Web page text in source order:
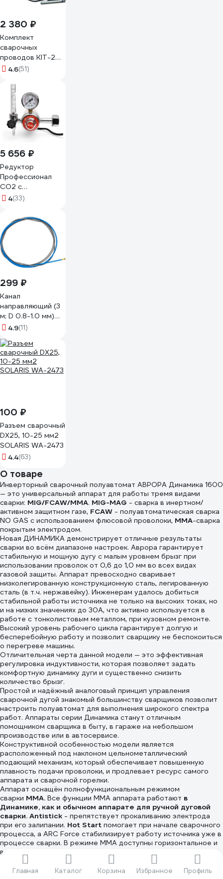
Главная Каталог Корзина Избранное Профиль
2 380 ₽
Комплект
сварочных
проводов KIT-20
(200 А; TK 16-25)
ELEMENTI 648-731
4.6(51)
5 656 ₽
Редуктор
Профессионал
СО2 с
подогревом 220В
4(33)
299 ₽
Канал
направляющий (3
м; D 0.8-1.0 мм)
для MIG/MAG
0606.005301
4.9(11)
100 ₽
Разъем сварочный
DX25, 10-25 мм2
SOLARIS WA-2473
4.4(63)
О товаре
Инверторный сварочный полуавтомат АВРОРА Динамика 1600
— это универсальный аппарат для работы тремя видами
сварки: MIG/FCAW/MMA. MIG-MAG - сварка в инертном/
активном защитном газе, FCAW - полуавтоматическая сварка
NO GAS с использованием флюсовой проволоки, ММА-сварка
покрытым электродом.
Новая ДИНАМИКА демонстрирует отличные результаты
сварки во всём диапазоне настроек. Аврора гарантирует
стабильную и мощную дугу с малым уровнем брызг при
использовании проволок от 0,6 до 1,0 мм во всех видах
газовой защиты. Аппарат превосходно сваривает
низколегированную конструкционную сталь, легированную
сталь (в т.ч. нержавейку). Инженерам удалось добиться
стабильной работы источника не только на высоких токах, но
и на низких значениях до 30А, что активно используется в
работе с тонколистовым металлом, при кузовном ремонте.
Высокий уровень рабочего цикла гарантирует долгую и
бесперебойную работу и позволит сварщику не беспокоиться
о перегреве машины.
Отличительная черта данной модели — это эффективная
регулировка индуктивности, которая позволяет задать
комфортную динамику дуги и существенно снизить
количество брызг.
Простой и надёжный аналоговый принцип управления
сварочной дугой знакомый большинству сварщиков позволит
настроить полуавтомат для выполнения широкого спектра
работ. Аппараты серии Динамика станут отличным
помощником сварщика в быту, в гараже на небольшом
производстве или в автосервисе.
Конструктивной особенностью модели является
расположенный под наклоном цельнометаллический
подающий механизм, который обеспечивает повышенную
плавность подачи проволоки, и продлевает ресурс самого
аппарата и сварочной горелки.
Аппарат оснащён полнофункциональным режимом
сварки MMA. Все функции ММА аппарата работают в
Динамике, как и обычном аппарате для ручной дуговой
сварки. Antistick - препятствует прокаливанию электрода
при его залипании. Hot Start помогает при начале сварочного
процесса, а ARC Force стабилизирует работу источника уже в
процессе сварки. В режиме ММА доступны горизонтальное и
вертикальное положение сварки и можно пользоваться
Преимущества АВРОРА Динамика 1600